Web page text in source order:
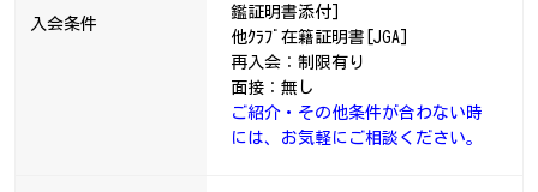
入会条件
鑑証明書添付]
他ｸﾗﾌﾞ在籍証明書[JGA]
再入会：制限有り
面接：無し
ご紹介・その他条件が合わない時
には、お気軽にご相談ください。